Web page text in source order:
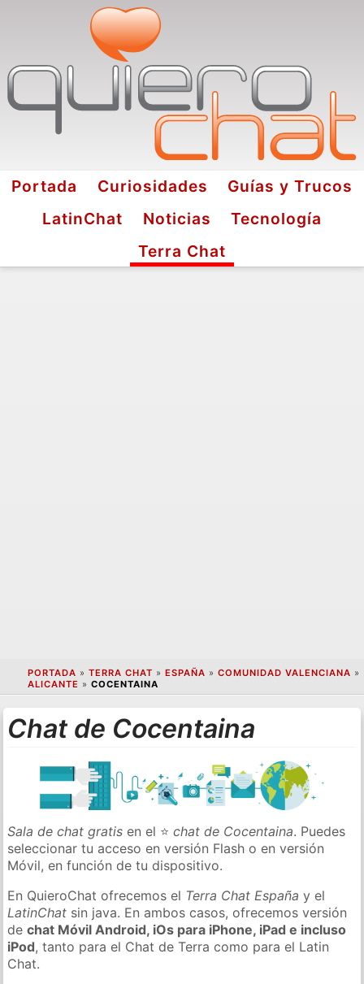
Portada Curiosidades
Guías y Trucos
LatinChat
Noticias
Tecnología
Terra Chat
PORTADA » TERRA CHAT » ESPAÑA » COMUNIDAD VALENCIANA »
ALICANTE » COCENTAINA
Chat de Cocentaina
Sala de chat gratis en el ⭐chat de Cocentaina. Puedes
seleccionar tu acceso en versión Flash o en versión
Móvil, en función de tu dispositivo.
En QuieroChat ofrecemos el Terra Chat España y el
LatinChat sin java. En ambos casos, ofrecemos versión
dechat Móvil Android, iOs para iPhone, iPad e incluso
iPod, tanto para el Chat de Terra como para el Latin
Chat.